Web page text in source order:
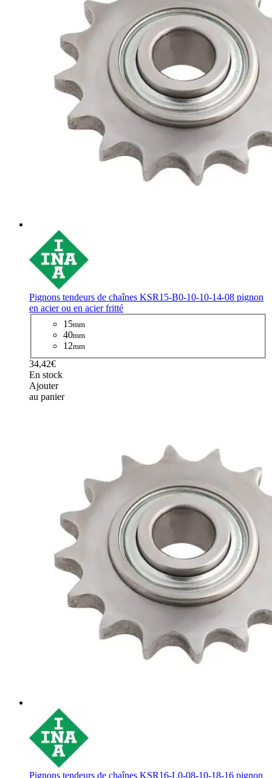
Pignons tendeurs de chaînes KSR15-B0-10-10-14-08 pignon
en acier ou en acier fritté
15mm
40mm
12mm
34,42€
En stock
Ajouter
au panier
Pignons tendeurs de chaînes KSR16-L0-08-10-18-16 pignon